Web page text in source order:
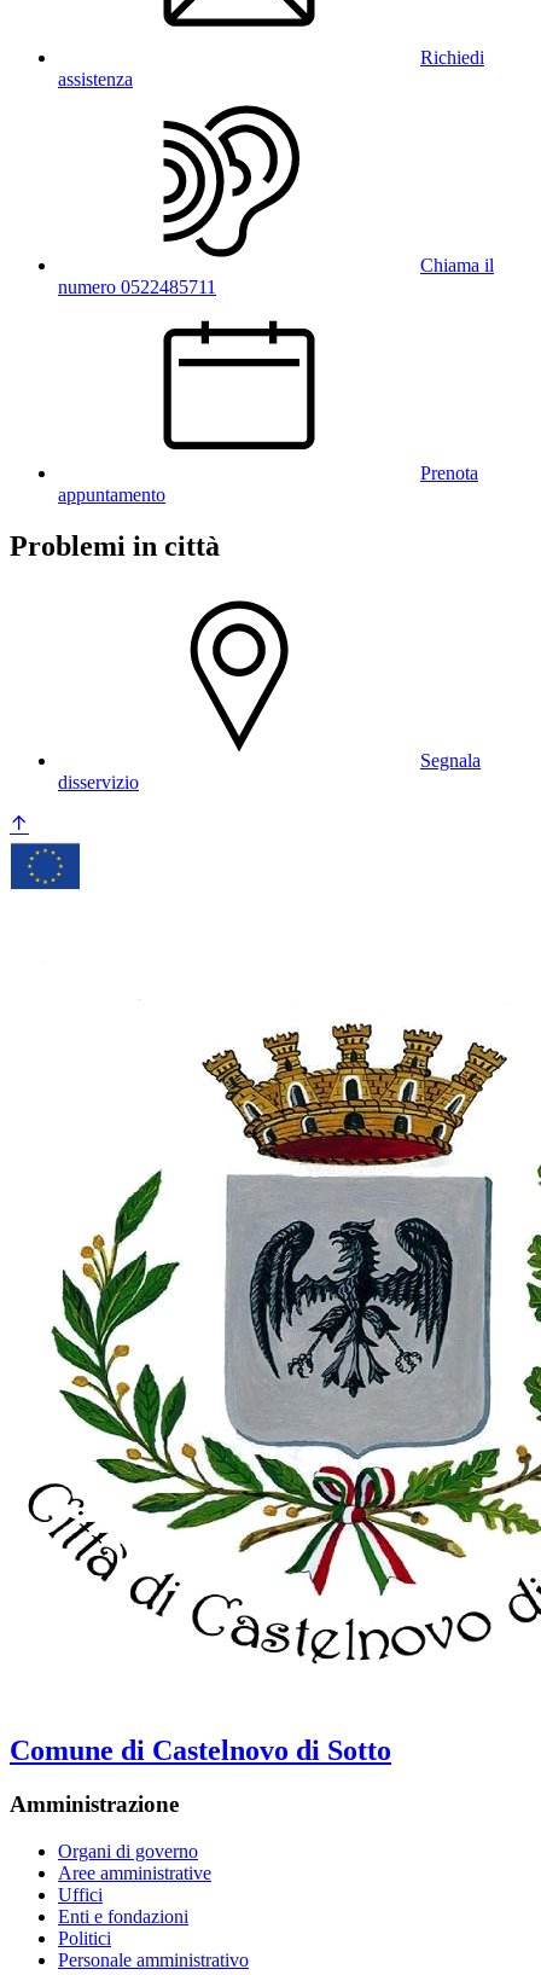
Richiedi
assistenza
Chiama il
numero 0522485711
Prenota
appuntamento
Problemi in città
Segnala
disservizio
Comune di Castelnovo di Sotto
Amministrazione
Organi di governo
Aree amministrative
Uffici
Enti e fondazioni
Politici
Personale amministrativo